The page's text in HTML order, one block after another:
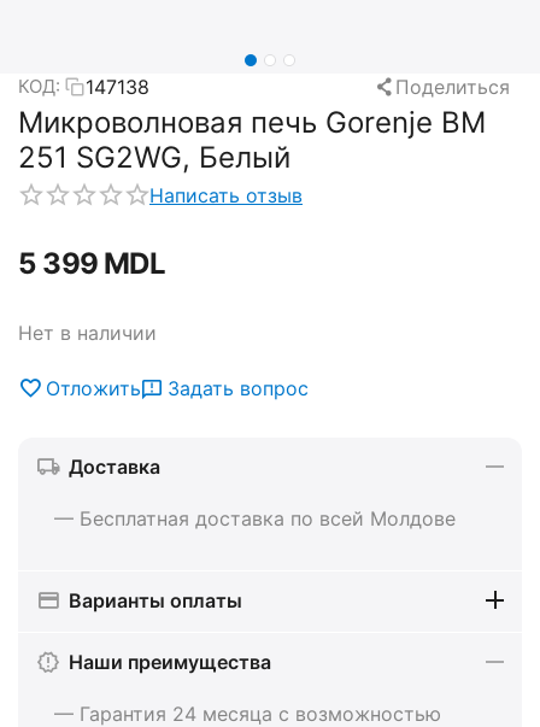
КОД: 147138 Поделиться
Микроволновая печь Gorenje BM
251 SG2WG, Белый
Написать отзыв
5 399 MDL
Нет в наличии
Отложить Задать вопрос
Доставка
— Бесплатная доставка по всей Молдове
Варианты оплаты
Наши преимущества
— Гарантия 24 месяца с возможностью